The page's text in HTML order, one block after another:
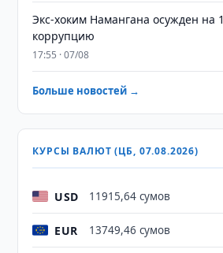
​​​​​​​Экс-хоким Намангана осужден на
коррупцию
17:55 · 07/08
Больше новостей →
КУРСЫ ВАЛЮТ (ЦБ, 07.08.2026)
USD 11915,64 сумов
EUR 13749,46 сумов